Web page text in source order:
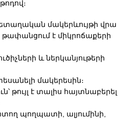
մակերևույթի վրա
թափանցում է միկրոճաքերի
և ներկանյութերի
մակերեսին։
թույլ է տալիս հայտնաբերել
պողպատի, ալյումինի,